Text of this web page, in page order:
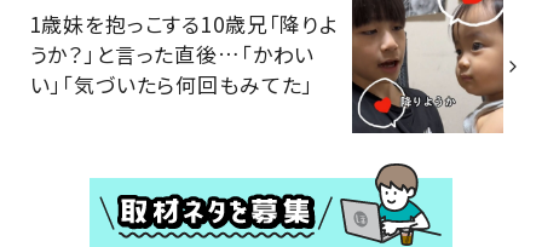
1歳妹を抱っこする10歳兄「降りよ
うか？」と言った直後…「かわい
い」「気づいたら何回もみてた」